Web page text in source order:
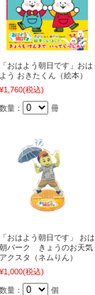
「おはよう朝日です」おは
よう おきたくん（絵本）
¥1,760(税込)
数量： 冊
「おはよう朝日です」 おは
朝パーク きょうのお天気
アクスタ（ネムりん）
¥1,000(税込)
数量： 個